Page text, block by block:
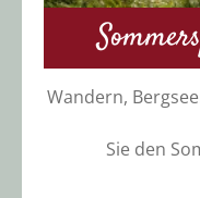
Wandern,
Sie den